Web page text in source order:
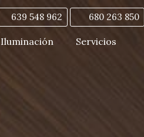
639 548 962 680 263 850
Iluminación Servicios